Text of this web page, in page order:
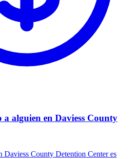
alguien en Daviess County
Daviess County Detention Center es